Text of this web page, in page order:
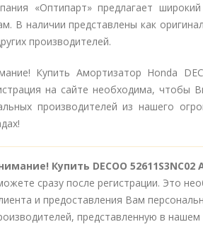
«Оптипарт» предлагает
В наличии представлены как
производителей.
Купить Амортизатор Honda
на сайте необходима, чтобы
производителей из нашего
Купить DECOO
сразу после регистрации. Это
и предоставления Вам
представленную в